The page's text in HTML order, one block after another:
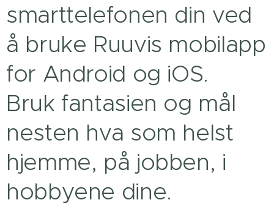
smarttelefonen din ved
å bruke Ruuvis mobilapp
for Android og iOS.
Bruk fantasien og mål
nesten hva som helst
hjemme, på jobben, i
hobbyene dine.